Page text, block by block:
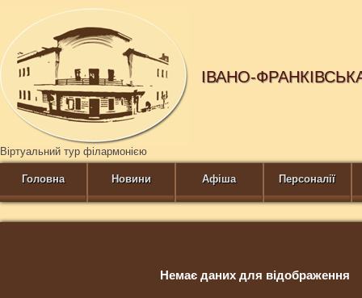
ІВАНО-
Віртуальний тур філармонією
Головна Новини Афіша Персоналії
Немає даних для відображення